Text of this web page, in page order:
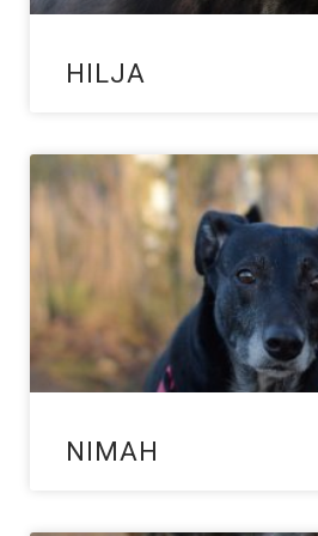
HILJA
NIMAH